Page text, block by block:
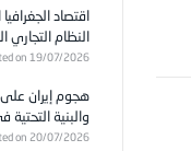
اقتصاد
النظام التجاري
on 19/07/2026
هجوم إيران
والبنية التحتية
on 20/07/2026